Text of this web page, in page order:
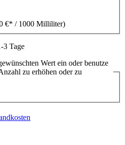
€* / 1000 Milliliter)
3 Tage
Wert ein oder benutze
zu erhöhen oder zu